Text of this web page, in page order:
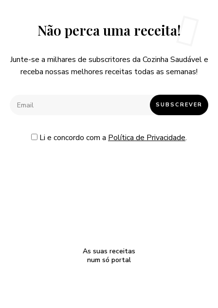
Não perca uma receita!
Junte-se a milhares de subscritores da Cozinha Saudável e
receba nossas melhores receitas todas as semanas!
Li e concordo com a Política de Privacidade.
As suas receitas
num só portal